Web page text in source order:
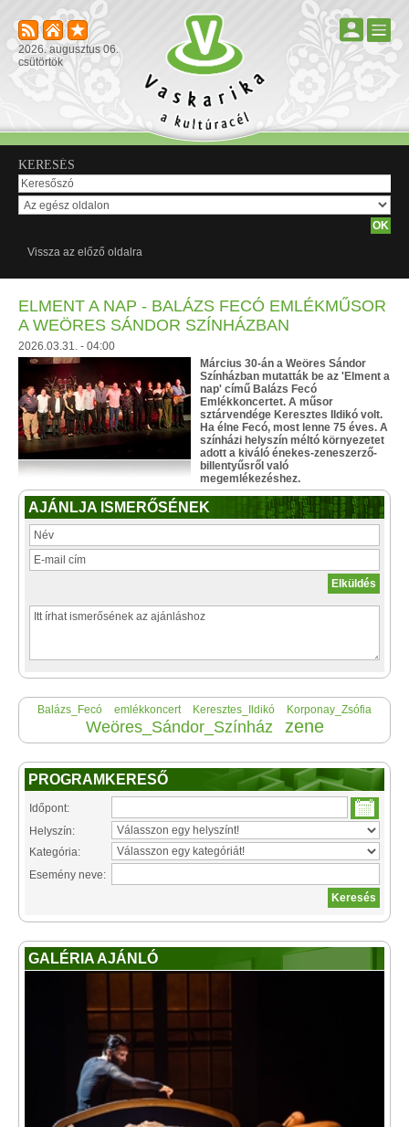
2026. augusztus 06.
csütörtök
KERESÉS
Vissza az előző oldalra
ELMENT A NAP - BALÁZS FECÓ EMLÉKMŰSOR
A WEÖRES SÁNDOR SZÍNHÁZBAN
2026.03.31. - 04:00
Március 30-án a Weöres Sándor
Színházban mutatták be az 'Elment a
nap' című Balázs Fecó
Emlékkoncertet. A műsor
sztárvendége Keresztes Ildikó volt.
Ha élne Fecó, most lenne 75 éves. A
színházi helyszín méltó környezetet
adott a kiváló énekes-zeneszerző-
billentyűsről való
megemlékezéshez.
AJÁNLJA ISMERŐSÉNEK
Balázs_Fecó emlékkoncert Keresztes_Ildikó Korponay_Zsófia
Weöres_Sándor_Színház zene
PROGRAMKERESŐ
Időpont:
Helyszín:
Kategória:
Esemény neve:
GALÉRIA AJÁNLÓ